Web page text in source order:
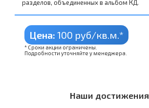
разделов, объединенных в альбом КД.
Цена: 100 руб/кв.м.*
* Сроки акции ограничены.
Подробности уточняйте у менеджера.
Наши достижения